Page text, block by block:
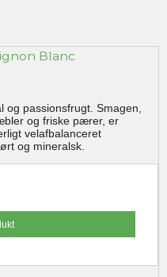
Blanc
og passionsfrugt. Smagen,
og friske pærer, er
velafbalanceret
og mineralsk.